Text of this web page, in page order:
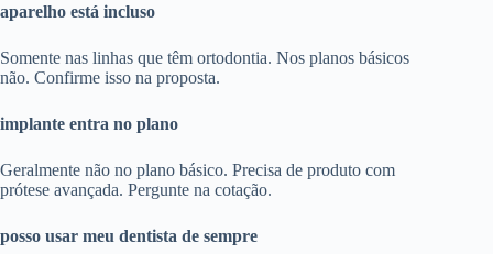
aparelho está incluso
Somente nas linhas que têm ortodontia. Nos planos básicos
não. Confirme isso na proposta.
implante entra no plano
Geralmente não no plano básico. Precisa de produto com
prótese avançada. Pergunte na cotação.
posso usar meu dentista de sempre